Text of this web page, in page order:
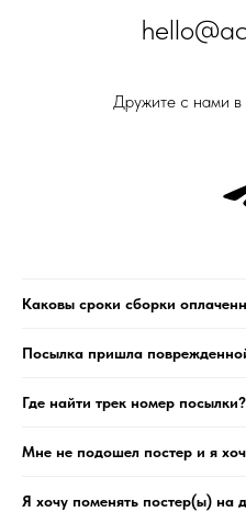
Дружите с нами в
Каковы сроки сборки
Посылка пришла
Где найти трек номер посылки?
Мне не подошел постер и я
Я хочу поменять постер(ы) на